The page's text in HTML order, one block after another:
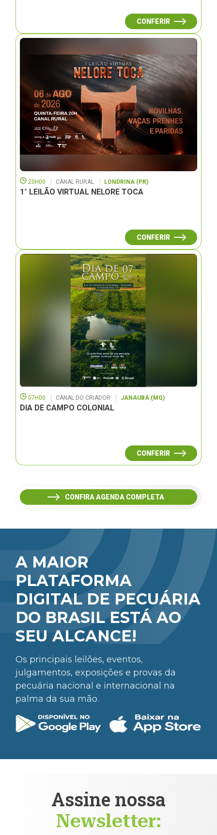
CONFERIR
20H00 CANAL RURAL LONDRINA (PR)
1° LEILÃO VIRTUAL NELORE TOCA
CONFERIR
07H00 CANAL DO CRIADOR JANAUBÁ (MG)
DIA DE CAMPO COLONIAL
CONFERIR
CONFIRA AGENDA COMPLETA
A MAIOR
PLATAFORMA
DIGITAL DE PECUÁRIA
DO BRASIL ESTÁ AO
SEU ALCANCE!
Os principais leilões, eventos,
julgamentos, exposições e provas da
pecuária nacional e internacional na
palma da sua mão.
Assine nossa
Newsletter: